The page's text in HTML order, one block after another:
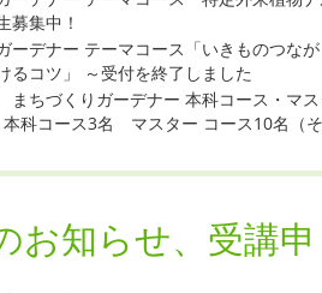
募集中！
ーデナー テーマコース「いきものつな
るコツ」 ～受付を終了しました
ちづくりガーデナー 本科コース・マ
科コース3名 マスター コース10名（そ
お知らせ、受講